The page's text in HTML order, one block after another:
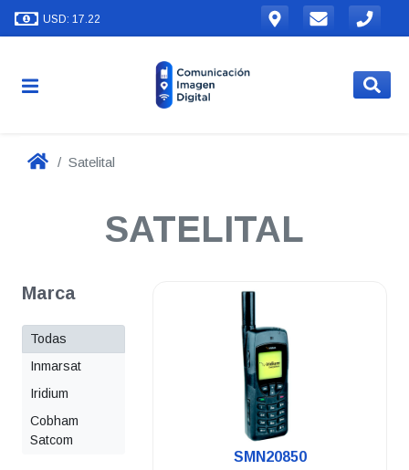
USD: 17.22
Satelital
SATELITAL
Marca
Todas
Inmarsat
Iridium
Cobham
Satcom
.
SMN20850